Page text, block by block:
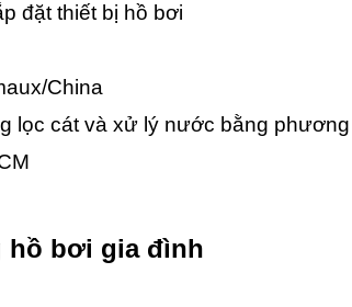
đặt thiết bị hồ bơi
China
lọc cát và xử lý nước bằng
hồ bơi gia đình